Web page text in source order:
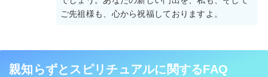
ご先祖様も、心から祝福しておりますよ。
親知らずとスピリチュアルに関するFAQ